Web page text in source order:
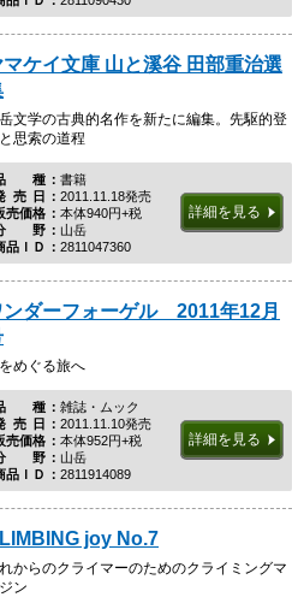
マケイ文庫 山と溪谷 田部重治選
文学の古典的名作を新たに編集。先駆的登
思索の道程
種書籍
売日 2011.11.18発売
売価格
本体940円+税
野山岳
品ＩＤ
2811047360
詳細を見る
ンダーフォーゲル 2011年12月
めぐる旅へ
種雑誌・ムック
売日 2011.11.10発売
売価格
本体952円+税
野山岳
品ＩＤ
2811914089
詳細を見る
joy No.7
からのクライマーのためのクライミングマ
ン